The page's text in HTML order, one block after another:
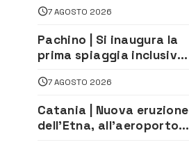
lavoro. Il sindaco scrive
alla società
7 AGOSTO 2026
Pachino | Si inaugura la
prima spiaggia inclusiva
assistenza e prevenzione
aperte a tutti
7 AGOSTO 2026
Catania | Nuova eruzione
dell’Etna, all’aeroporto